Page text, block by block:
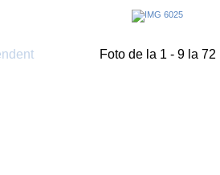
Foto de la 1 - 9 la 72